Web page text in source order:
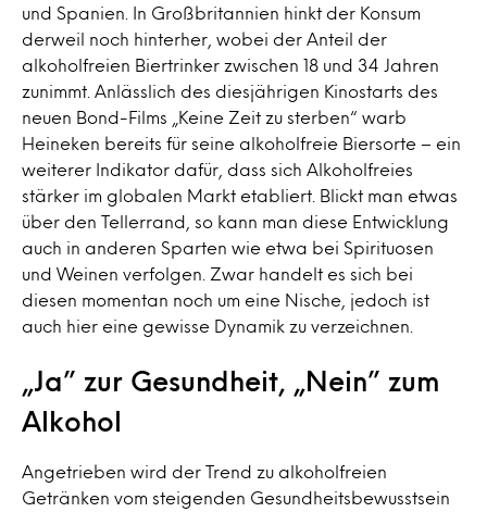
und Spanien. In Großbritannien hinkt der Konsum
derweil noch hinterher, wobei der Anteil der
alkoholfreien Biertrinker zwischen 18 und 34 Jahren
zunimmt. Anlässlich des diesjährigen Kinostarts des
neuen Bond-Films „Keine Zeit zu sterben“ warb
Heineken bereits für seine alkoholfreie Biersorte – ein
weiterer Indikator dafür, dass sich Alkoholfreies
stärker im globalen Markt etabliert. Blickt man etwas
über den Tellerrand, so kann man diese Entwicklung
auch in anderen Sparten wie etwa bei Spirituosen
und Weinen verfolgen. Zwar handelt es sich bei
diesen momentan noch um eine Nische, jedoch ist
auch hier eine gewisse Dynamik zu verzeichnen.
„Ja” zur Gesundheit, „Nein” zum
Alkohol
Angetrieben wird der Trend zu alkoholfreien
Getränken vom steigenden Gesundheitsbewusstsein